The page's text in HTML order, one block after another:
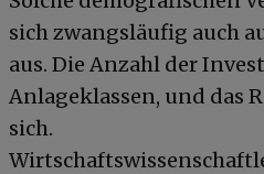
sich zwangsläufig auch
aus. Die Anzahl der
Anlageklassen, und das
sich.